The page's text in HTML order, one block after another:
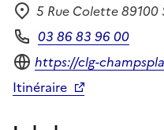
Adresse
5 Rue Colette 89100
Téléphone
03 86 83 96 00
Site internet
https://clg-
Itinéraire